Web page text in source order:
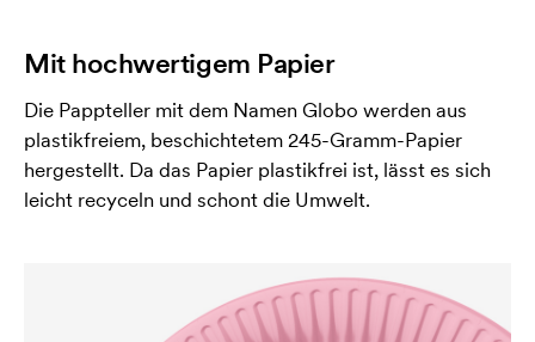
Mit hochwertigem Papier
Die Pappteller mit dem Namen Globo werden aus
plastikfreiem, beschichtetem 245-Gramm-Papier
hergestellt. Da das Papier plastikfrei ist, lässt es sich
leicht recyceln und schont die Umwelt.